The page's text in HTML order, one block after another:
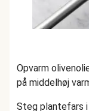
Opvarm
på middelhøj
Steg plantefars